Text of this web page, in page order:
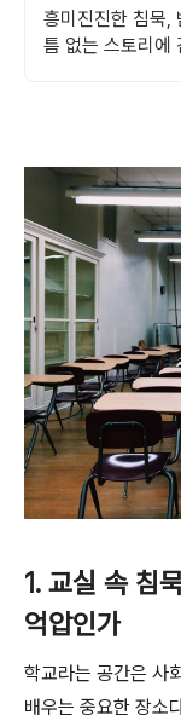
흥미진진한 침묵,
틈 없는 스토리에
1. 교실 속 침
억압인가
학교라는 공간은 사
배우는 중요한 장소